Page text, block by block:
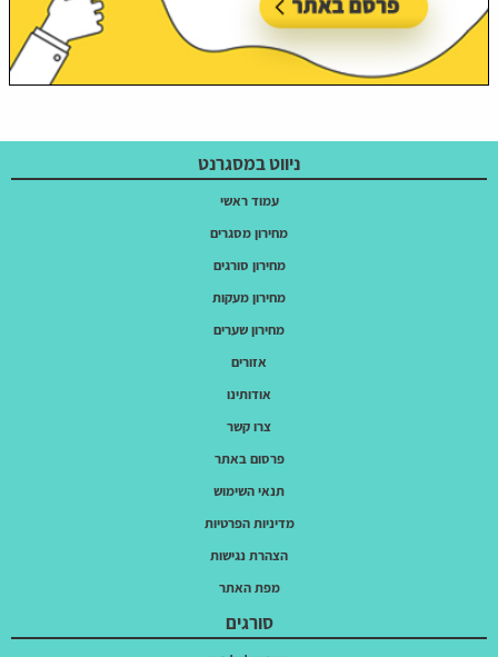
ניווט במסגרנט
עמוד ראשי
מחירון מסגרים
מחירון סורגים
מחירון מעקות
מחירון שערים
אזורים
אודותינו
צרו קשר
פרסום באתר
תנאי השימוש
מדיניות הפרטיות
הצהרת נגישות
מפת האתר
סורגים